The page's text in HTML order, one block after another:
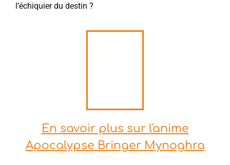
l’échiquier du destin ?
En savoir plus sur l'anime
Apocalypse Bringer Mynoghra